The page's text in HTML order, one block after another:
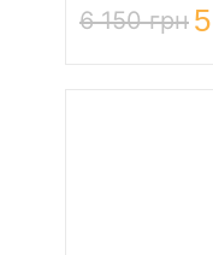
6 150 грн